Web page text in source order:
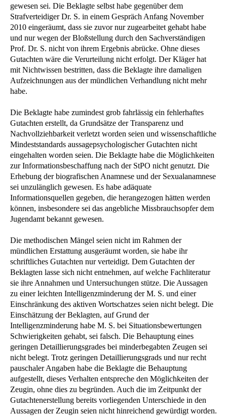
gewesen sei. Die Beklagte selbst habe gegenüber dem
Strafverteidiger Dr. S. in einem Gespräch Anfang November
2010 eingeräumt, dass sie zuvor nur zugearbeitet gehabt habe
und nur wegen der Bloßstellung durch den Sachverständigen
Prof. Dr. S. nicht von ihrem Ergebnis abrücke. Ohne dieses
Gutachten wäre die Verurteilung nicht erfolgt. Der Kläger hat
mit Nichtwissen bestritten, dass die Beklagte ihre damaligen
Aufzeichnungen aus der mündlichen Verhandlung nicht mehr
habe.
Die Beklagte habe zumindest grob fahrlässig ein fehlerhaftes
Gutachten erstellt, da Grundsätze der Transparenz und
Nachvollziehbarkeit verletzt worden seien und wissenschaftliche
Mindeststandards aussagepsychologischer Gutachten nicht
eingehalten worden seien. Die Beklagte habe die Möglichkeiten
zur Informationsbeschaffung nach der StPO nicht genutzt. Die
Erhebung der biografischen Anamnese und der Sexualanamnese
sei unzulänglich gewesen. Es habe adäquate
Informationsquellen gegeben, die herangezogen hätten werden
können, insbesondere sei das angebliche Missbrauchsopfer dem
Jugendamt bekannt gewesen.
Die methodischen Mängel seien nicht im Rahmen der
mündlichen Erstattung ausgeräumt worden, sie habe ihr
schriftliches Gutachten nur verteidigt. Dem Gutachten der
Beklagten lasse sich nicht entnehmen, auf welche Fachliteratur
sie ihre Annahmen und Untersuchungen stütze. Die Aussagen
zu einer leichten Intelligenzminderung der M. S. und einer
Einschränkung des aktiven Wortschatzes seien nicht belegt. Die
Einschätzung der Beklagten, auf Grund der
Intelligenzminderung habe M. S. bei Situationsbewertungen
Schwierigkeiten gehabt, sei falsch. Die Behauptung eines
geringen Detaillierungsgrades bei minderbegabten Zeugen sei
nicht belegt. Trotz geringen Detaillierungsgrads und nur recht
pauschaler Angaben habe die Beklagte die Behauptung
aufgestellt, dieses Verhalten entspreche den Möglichkeiten der
Zeugin, ohne dies zu begründen. Auch die im Zeitpunkt der
Gutachtenerstellung bereits vorliegenden Unterschiede in den
Aussagen der Zeugin seien nicht hinreichend gewürdigt worden.